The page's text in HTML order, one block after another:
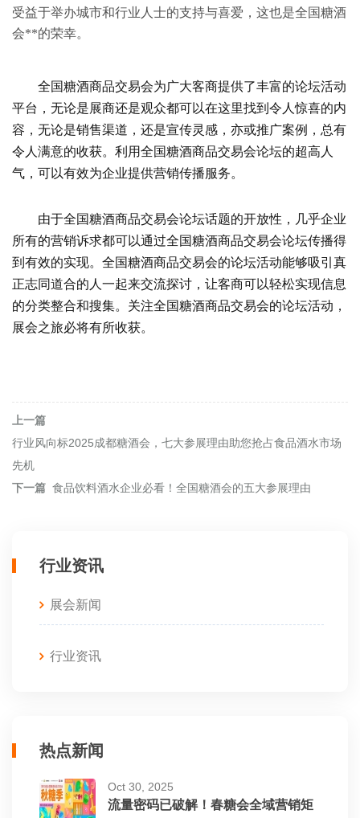
受益于举办城市和行业人士的支持与喜爱，这也是全国糖酒
会**的荣幸。
全国糖酒商品交易会为广大客商提供了丰富的论坛活动
平台，无论是展商还是观众都可以在这里找到令人惊喜的内
容，无论是销售渠道，还是宣传灵感，亦或推广案例，总有
令人满意的收获。利用全国糖酒商品交易会论坛的超高人
气，可以有效为企业提供营销传播服务。
由于全国糖酒商品交易会论坛话题的开放性，几乎企业
所有的营销诉求都可以通过全国糖酒商品交易会论坛传播得
到有效的实现。全国糖酒商品交易会的论坛活动能够吸引真
正志同道合的人一起来交流探讨，让客商可以轻松实现信息
的分类整合和搜集。关注全国糖酒商品交易会的论坛活动，
展会之旅必将有所收获。
上一篇
行业风向标2025成都糖酒会，七大参展理由助您抢占食品酒水市场
先机
下一篇 食品饮料酒水企业必看！全国糖酒会的五大参展理由
行业资讯
展会新闻
行业资讯
热点新闻
Oct 30, 2025
流量密码已破解！春糖会全域营销矩